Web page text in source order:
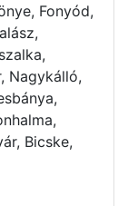
Fonyód,
Nagykálló,
Bicske,